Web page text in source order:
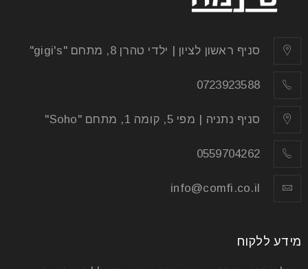
קרא עוד
רהיטים לסלון מודרני ויוקרתי במיוחד
סניף ראשון לציון | ילדי טהרן 8, מתחם "gigi's"
0723923588
סניף נתניה | מפי 5, קומה 1, מתחם "Soho"
0559704262
info@comfi.co.il
מידע ללקוח